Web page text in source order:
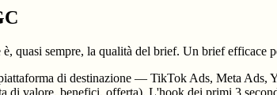
quasi sempre, la qualità del brief. Un brief efficace
di destinazione — TikTok Ads, Meta Ads,